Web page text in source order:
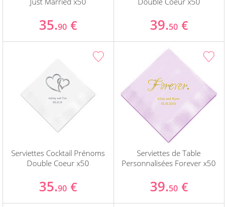
35.90 € 39.50 €
Serviettes Cocktail Prénoms
Double Coeur x50
35.90 €
Serviettes de Table
Personnalisées Forever x50
39.50 €